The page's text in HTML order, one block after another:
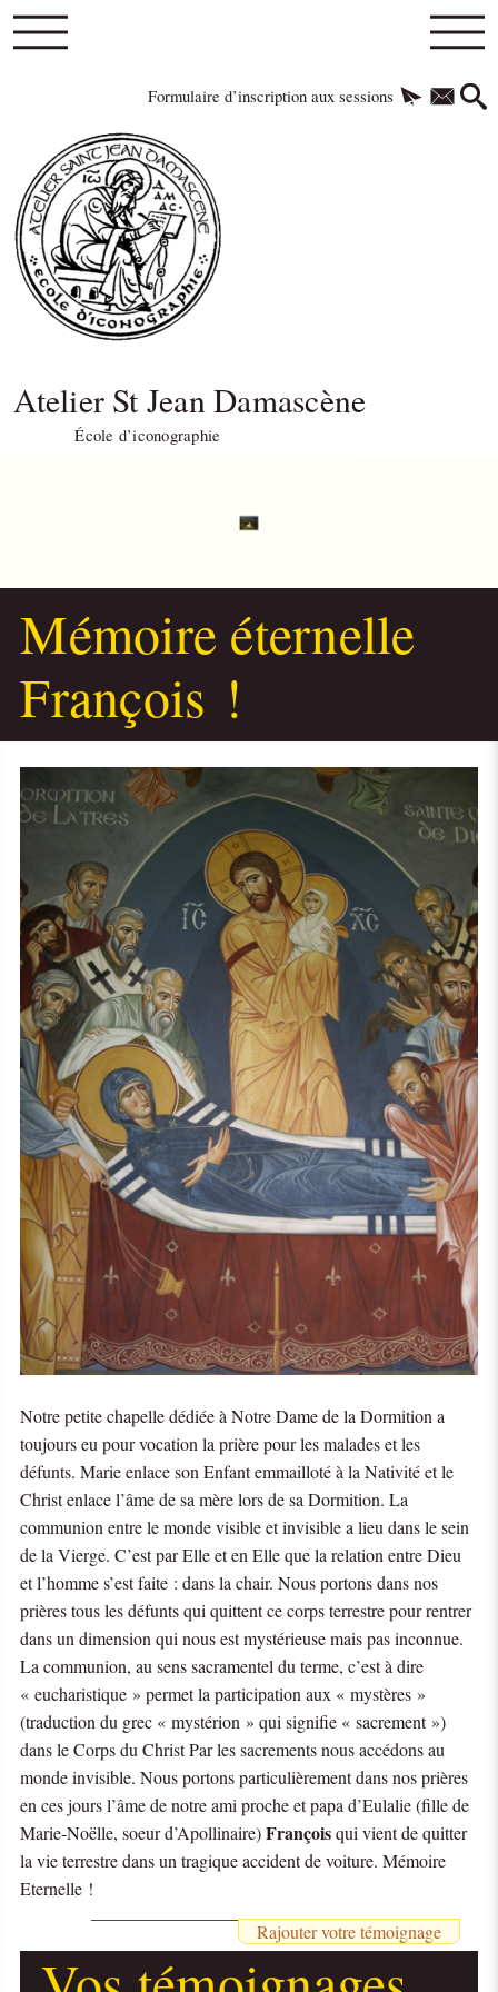
Formulaire d’inscription aux sessions
Atelier St Jean Damascène
École d’iconographie
Mémoire éternelle
François !
Notre petite chapelle dédiée à Notre Dame de la Dormition a
toujours eu pour vocation la prière pour les malades et les
défunts. Marie enlace son Enfant emmailloté à la Nativité et le
Christ enlace l’âme de sa mère lors de sa Dormition. La
communion entre le monde visible et invisible a lieu dans le sein
de la Vierge. C’est par Elle et en Elle que la relation entre Dieu
et l’homme s’est faite : dans la chair. Nous portons dans nos
prières tous les défunts qui quittent ce corps terrestre pour rentrer
dans un dimension qui nous est mystérieuse mais pas inconnue.
La communion, au sens sacramentel du terme, c’est à dire
« eucharistique » permet la participation aux « mystères »
(traduction du grec « mystérion » qui signifie « sacrement »)
dans le Corps du Christ Par les sacrements nous accédons au
monde invisible. Nous portons particulièrement dans nos prières
en ces jours l’âme de notre ami proche et papa d’Eulalie (fille de
Marie-Noëlle, soeur d’Apollinaire)Françoisqui vient de quitter
la vie terrestre dans un tragique accident de voiture. Mémoire
Eternelle !
Rajouter votre témoignage